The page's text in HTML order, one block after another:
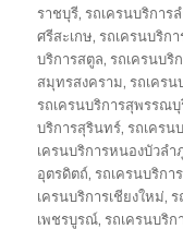
ราชบุรี,รถเครนบริการ
ศรีสะเกษ,รถเครนบริก
บริการสตูล,รถเครนบริ
สมุทรสงคราม,รถเคร
รถเครนบริการสุพรรณบุ
บริการสุรินทร์,รถเครน
เครนบริการหนองบัวลำ
อุตรดิตถ์,รถเครนบริกา
เครนบริการเชียงใหม่,ร
เพชรบูรณ์,รถเครนบริก